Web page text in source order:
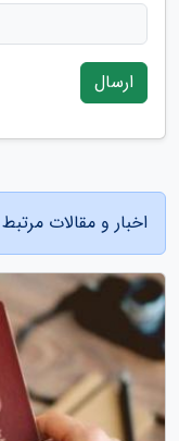
ارسال
اخبار و مقالات مرتبط